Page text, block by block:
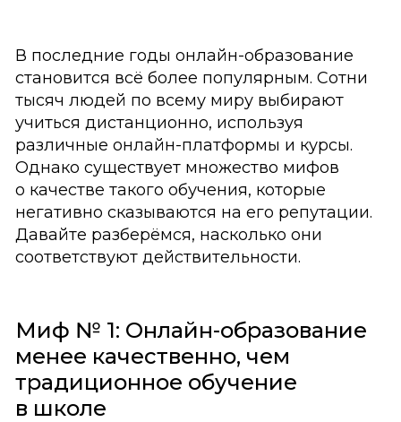
В последние годы онлайн-образование
становится всё более популярным. Сотни
тысяч людей по всему миру выбирают
учиться дистанционно, используя
различные онлайн-платформы и курсы.
Однако существует множество мифов
о качестве такого обучения, которые
негативно сказываются на его репутации.
Давайте разберёмся, насколько они
соответствуют действительности.
Миф № 1: Онлайн-образование
менее качественно, чем
традиционное обучение
в школе